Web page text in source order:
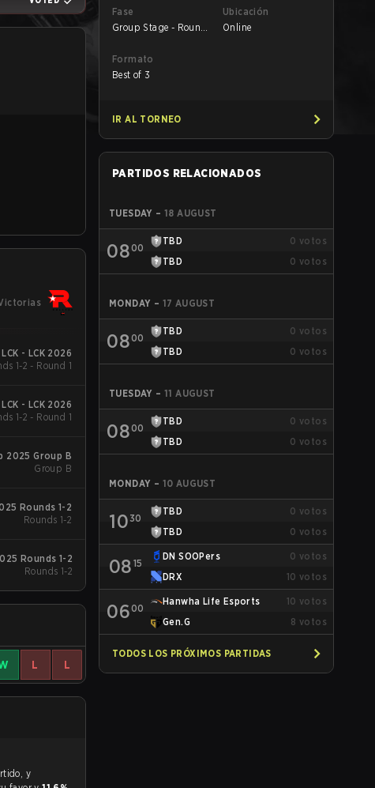
LCK - LCK 2026
1-2 - Round 1
LCK - LCK 2026
1-2 - Round 1
2025 Group B
Group B
Rounds 1-2
Rounds 1-2
Rounds 1-2
Rounds 1-2
L L
Fase
Group Stage - Round
Ubicación
Online
Formato
Best of 3
IR AL TORNEO
PARTIDOS RELACIONADOS
TUESDAY – 18 AUGUST
0800
TBD 0 votos
TBD
0 votos
MONDAY – 17 AUGUST
0800
TBD 0 votos
TBD
0 votos
TUESDAY – 11 AUGUST
0800
TBD 0 votos
TBD
0 votos
MONDAY – 10 AUGUST
10 30
TBD 0 votos
TBD
0 votos
08 15
DN SOOPers 0 votos
DRX
10 votos
0600
Hanwha Life Esports 10 votos
Gen.G
8 votos
TODOS LOS PRÓXIMOS PARTIDAS